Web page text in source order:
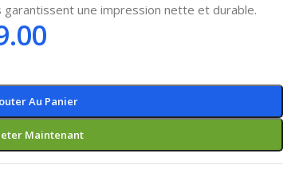
garantissent une impression nette et durable.
Au Panier
Maintenant